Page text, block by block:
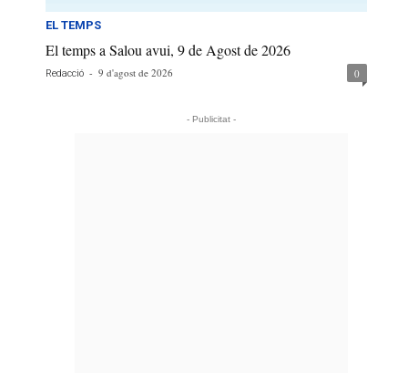
EL TEMPS
El temps a Salou avui, 9 de Agost de 2026
Redacció - 9 d'agost de 2026 0
- Publicitat -